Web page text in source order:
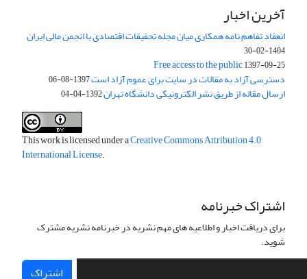
آخرین اخبار
انعقاد تفاهم نامه همکاری میان مجله تحقیقات اقتصادی با انجمن مالی ایران
1404-02-30
Free access to the public1397-09-25
دسترسی آزاد به مقالات در سایت برای عموم آزاد است1397-08-06
ارسال مقاله از طریق نشر الکترونیکی دانشگاه تهران1392-04-04
This work is licensed under aCreative Commons Attribution 4.0
International License.
اشتراک خبرنامه
برای دریافت اخبار و اطلاعیه های مهم نشریه در خبرنامه نشریه مشترک
شوید.
اشتراک